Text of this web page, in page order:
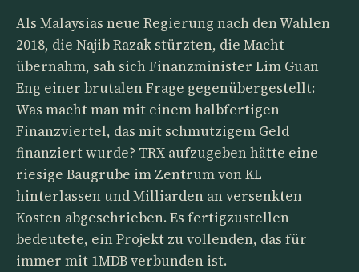
Als Malaysias neue Regierung nach den Wahlen
2018, die Najib Razak stürzten, die Macht
übernahm, sah sich Finanzminister Lim Guan
Eng einer brutalen Frage gegenübergestellt:
Was macht man mit einem halbfertigen
Finanzviertel, das mit schmutzigem Geld
finanziert wurde? TRX aufzugeben hätte eine
riesige Baugrube im Zentrum von KL
hinterlassen und Milliarden an versenkten
Kosten abgeschrieben. Es fertigzustellen
bedeutete, ein Projekt zu vollenden, das für
immer mit 1MDB verbunden ist.